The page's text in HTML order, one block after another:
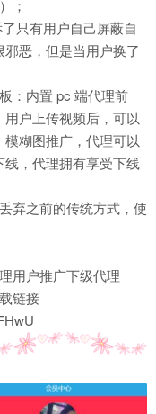
；
只有用户自己屏蔽自
恶，但是当用户换了
：内置 pc 端代理前
户上传视频后，可以
糊图推广，代理可以
，代理拥有享受下线
弃之前的传统方式，使
用户推广下级代理
链接